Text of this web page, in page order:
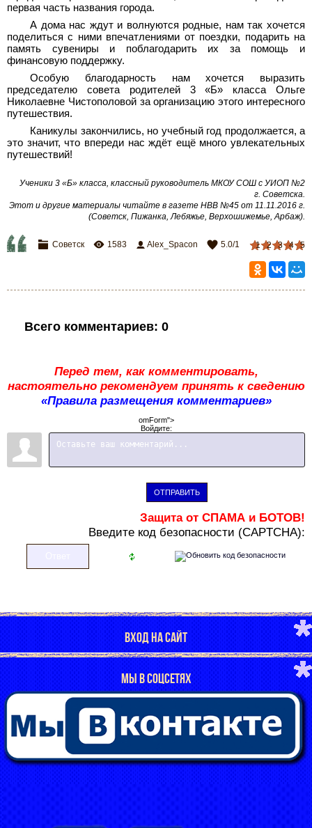
первая часть названия города.
А дома нас ждут и волнуются родные, нам так хочется
поделиться с ними впечатлениями от поездки, подарить на
память сувениры и поблагодарить их за помощь и
финансовую поддержку.
Особую благодарность нам хочется выразить
председателю совета родителей 3 «Б» класса Ольге
Николаевне Чистополовой за организацию этого интересного
путешествия.
Каникулы закончились, но учебный год продолжается, а
это значит, что впереди нас ждёт ещё много увлекательных
путешествий!
Ученики 3 «Б» класса, классный руководитель МКОУ СОШ с УИОП №2
г. Советска.
Этот и другие материалы читайте в газете НВВ №45 от 11.11.2016 г.
(Советск, Пижанка, Лебяжье, Верхошижемье, Арбаж).
1 2 3 4 5
Советск 1583 Alex_Spacon 5.0/1
Всего комментариев: 0
Перед тем, как комментировать,
настоятельно рекомендуем принять к сведению
«Правила размещения комментариев»
omForm">
Войдите:
ОТПРАВИТЬ
Защита от СПАМА и БОТОВ!
Введите код безопасности (CAPTCHA):
ВХОД НА САЙТ
МЫ В СОЦСЕТЯХ